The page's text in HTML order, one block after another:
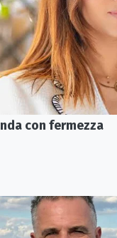
con fermezza